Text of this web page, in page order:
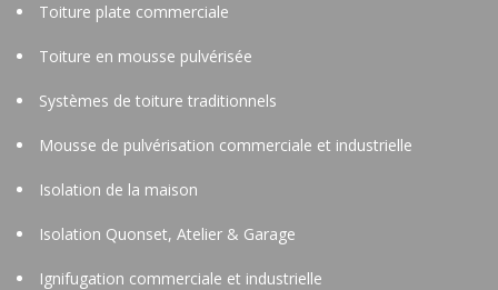
Toiture plate commerciale
Toiture en mousse pulvérisée
Systèmes de toiture traditionnels
Mousse de pulvérisation commerciale et industrielle
Isolation de la maison
Isolation Quonset, Atelier & Garage
Ignifugation commerciale et industrielle